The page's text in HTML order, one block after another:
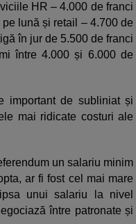
HR – 4.000 de franci
lună și retail – 4.700 de
în jur de 5.500 de franci
între 4.000 și 6.000 de
important de subliniat și
mai ridicate costuri ale
un salariu minim
ar fi fost cel mai mare
unui salariu la nivel
între patronate și